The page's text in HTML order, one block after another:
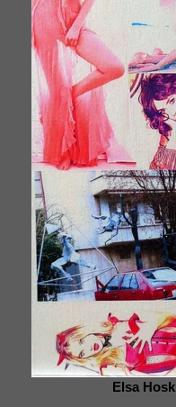
Elsa Hosk